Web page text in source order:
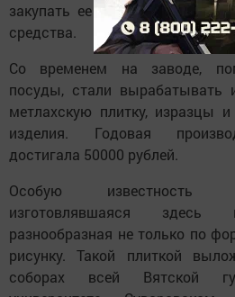
закупать ее в других
средства.
Со временем на заводе,
посуды, стали вырабатывать
метлахскую плитку, изразцы
изделия. Годовая
достигала 50000 рублей.
Особую известность
изготовлявшаяся здесь
разнообразная не только по
рисунку. Такой плиткой
соборах всей Вятской